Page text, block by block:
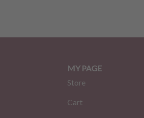
MY PAGE
Store
Cart